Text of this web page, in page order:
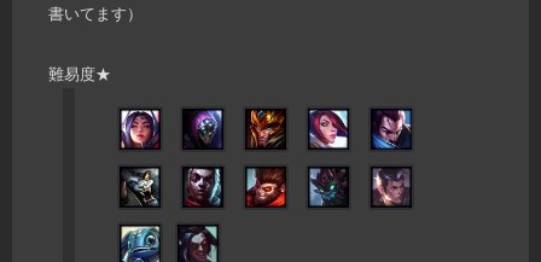
書いてます）
難易度★